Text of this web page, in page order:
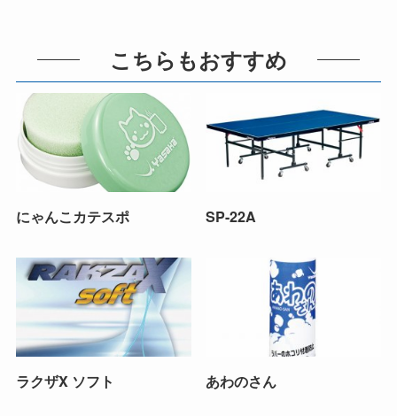
こちらもおすすめ
にゃんこカテスポ SP-22A
ラクザX ソフト あわのさん